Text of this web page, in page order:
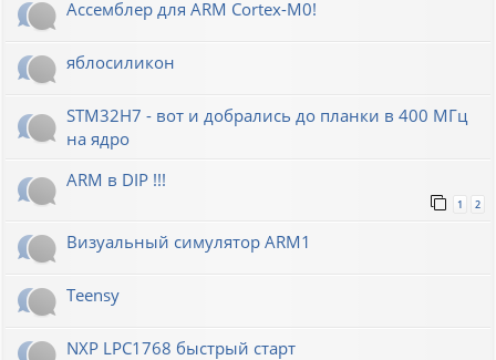
Ассемблер для ARM Cortex-M0!
яблосиликон
STM32H7 - вот и добрались до планки в 400 МГц
на ядро
ARM в DIP !!!
1 2
Визуальный симулятор ARM1
Teensy
NXP LPC1768 быстрый старт